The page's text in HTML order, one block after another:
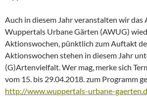
Auch in diesem Jahr veranstalten wir
Wuppertals Urbane Gärten (AWUG)
Aktionswochen, pünktlich zum Auftakt
Aktionswochen stehen in diesem Jahr
(G)Artenvielfalt. Wer mag, merke sich
vom 15. bis 29.04.2018. zum Programm
http://www.wuppertals-urbane-